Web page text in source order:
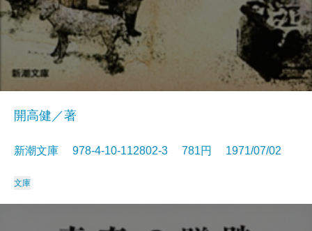
開高健／著
新潮文庫 978-4-10-112802-3 781円 1971/07/02
文庫